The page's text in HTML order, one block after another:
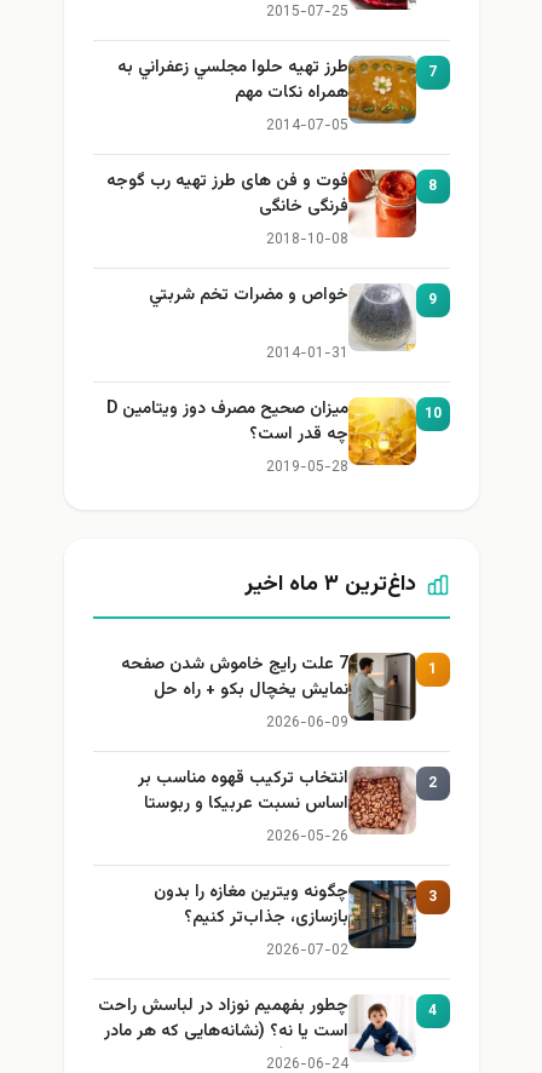
2015-07-25
7
طرز تهيه حلوا مجلسي زعفراني به
همراه نكات مهم
2014-07-05
8
فوت و فن های طرز تهیه رب گوجه
فرنگی خانگی
2018-10-08
9 خواص و مضرات تخم شربتي
2014-01-31
10
میزان صحیح مصرف دوز ویتامین D
چه قدر است؟
2019-05-28
داغ‌ترین ۳ ماه اخیر
1
7 علت رایج خاموش شدن صفحه
نمایش یخچال بکو + راه حل
2026-06-09
2
انتخاب ترکیب قهوه مناسب بر
اساس نسبت عربیکا و ربوستا
2026-05-26
3
چگونه ویترین مغازه را بدون
بازسازی، جذاب‌تر کنیم؟
2026-07-02
4
چطور بفهمیم نوزاد در لباسش راحت
است یا نه؟ (نشانه‌هایی که هر مادر
باید بداند)
2026-06-24